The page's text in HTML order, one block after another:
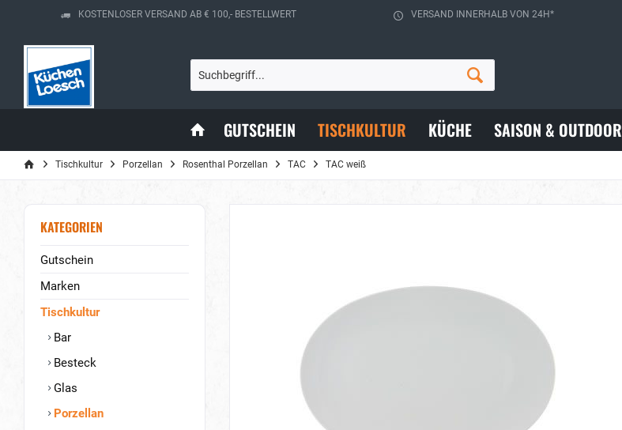
KOSTENLOSER VERSAND AB € 100,- BESTELLWERT VERSAND INNERHALB VON 24H*
GUTSCHEIN TISCHKULTUR KÜCHE SAISON & OUTDOOR
Tischkultur Porzellan Rosenthal Porzellan TAC TAC weiß
KATEGORIEN
Gutschein
Marken
Tischkultur
Bar
Besteck
Glas
Porzellan